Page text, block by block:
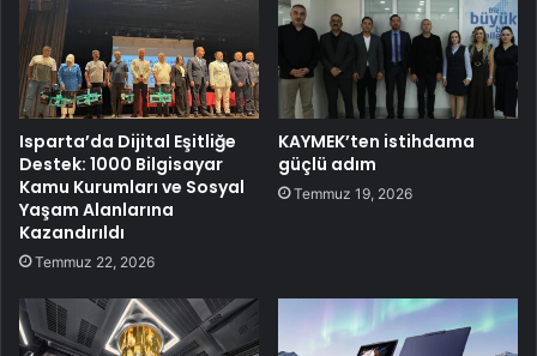
Isparta’da Dijital Eşitliğe
Destek: 1000 Bilgisayar
Kamu Kurumları ve Sosyal
Yaşam Alanlarına
Kazandırıldı
Temmuz 22, 2026
KAYMEK’ten istihdama
güçlü adım
Temmuz 19, 2026